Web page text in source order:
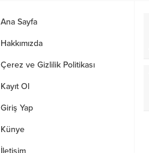
Ana Sayfa
Hakkımızda
Çerez ve Gizlilik Politikası
Kayıt Ol
Giriş Yap
Künye
İletişim